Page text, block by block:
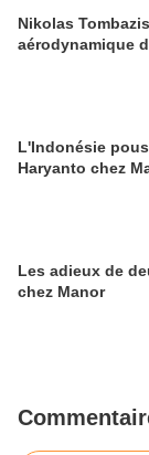
Nikolas
aérodynamique
L'Indonésie
Haryanto chez
Les adieux de
chez Manor